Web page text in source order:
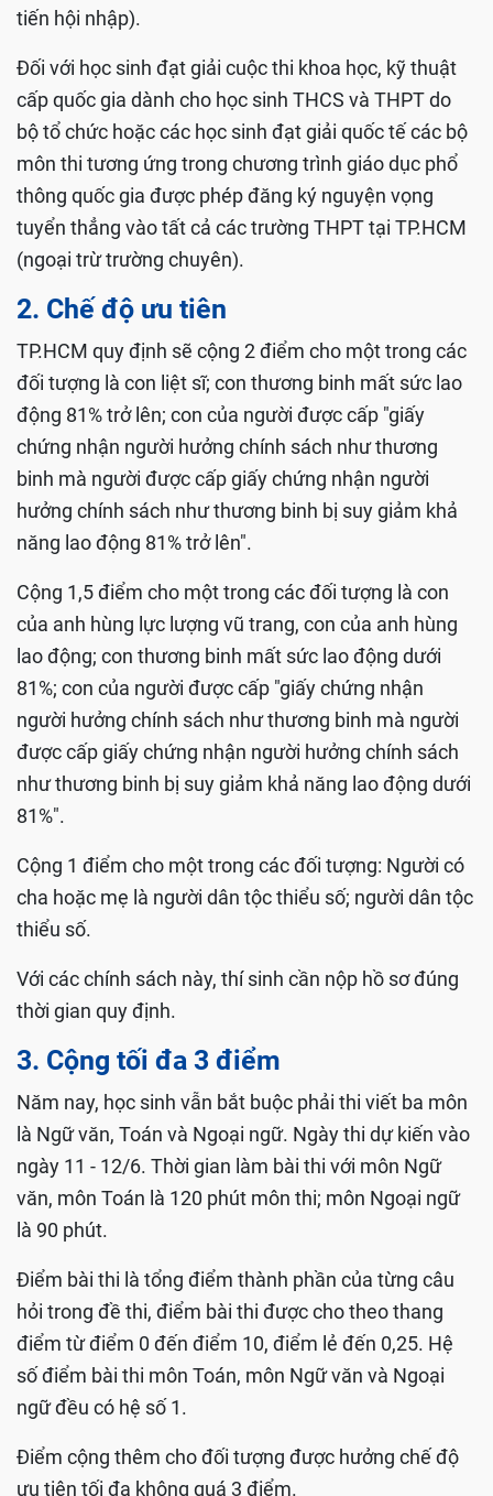
tiến hội nhập).
Đối với học sinh đạt giải cuộc thi khoa học, kỹ thuật
cấp quốc gia dành cho học sinh THCS và THPT do
bộ tổ chức hoặc các học sinh đạt giải quốc tế các bộ
môn thi tương ứng trong chương trình giáo dục phổ
thông quốc gia được phép đăng ký nguyện vọng
tuyển thẳng vào tất cả các trường THPT tại TP.HCM
(ngoại trừ trường chuyên).
2. Chế độ ưu tiên
TP.HCM quy định sẽ cộng 2 điểm cho một trong các
đối tượng là con liệt sĩ; con thương binh mất sức lao
động 81% trở lên; con của người được cấp "giấy
chứng nhận người hưởng chính sách như thương
binh mà người được cấp giấy chứng nhận người
hưởng chính sách như thương binh bị suy giảm khả
năng lao động 81% trở lên".
Cộng 1,5 điểm cho một trong các đối tượng là con
của anh hùng lực lượng vũ trang, con của anh hùng
lao động; con thương binh mất sức lao động dưới
81%; con của người được cấp "giấy chứng nhận
người hưởng chính sách như thương binh mà người
được cấp giấy chứng nhận người hưởng chính sách
như thương binh bị suy giảm khả năng lao động dưới
81%".
Cộng 1 điểm cho một trong các đối tượng: Người có
cha hoặc mẹ là người dân tộc thiểu số; người dân tộc
thiểu số.
Với các chính sách này, thí sinh cần nộp hồ sơ đúng
thời gian quy định.
3. Cộng tối đa 3 điểm
Năm nay, học sinh vẫn bắt buộc phải thi viết ba môn
là Ngữ văn, Toán và Ngoại ngữ. Ngày thi dự kiến vào
ngày 11 - 12/6. Thời gian làm bài thi với môn Ngữ
văn, môn Toán là 120 phút môn thi; môn Ngoại ngữ
là 90 phút.
Điểm bài thi là tổng điểm thành phần của từng câu
hỏi trong đề thi, điểm bài thi được cho theo thang
điểm từ điểm 0 đến điểm 10, điểm lẻ đến 0,25. Hệ
số điểm bài thi môn Toán, môn Ngữ văn và Ngoại
ngữ đều có hệ số 1.
Điểm cộng thêm cho đối tượng được hưởng chế độ
ưu tiên tối đa không quá 3 điểm.